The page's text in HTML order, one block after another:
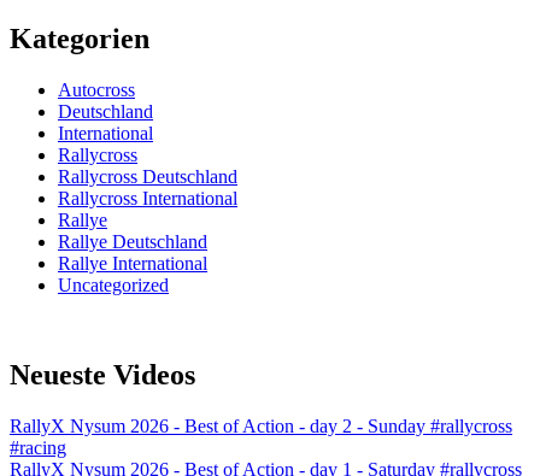
Kategorien
Autocross
Deutschland
International
Rallycross
Rallycross Deutschland
Rallycross International
Rallye
Rallye Deutschland
Rallye International
Uncategorized
Neueste Videos
RallyX Nysum 2026 - Best of Action - day 2 - Sunday #rallycross
#racing
RallyX Nysum 2026 - Best of Action - day 1 - Saturday #rallycross